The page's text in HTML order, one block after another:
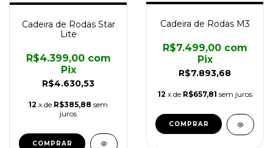
Cadeira de Rodas Star
Lite
R$4.630,53
R$4.399,00 com
Pix
12 x de R$385,88 sem
juros
COMPRAR
Cadeira de Rodas M3
R$7.893,68
R$7.499,00 com
Pix
12 x de R$657,81 sem juros
COMPRAR